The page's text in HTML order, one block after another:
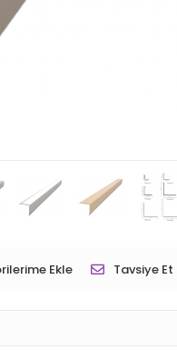
Ekle Tavsiye Et